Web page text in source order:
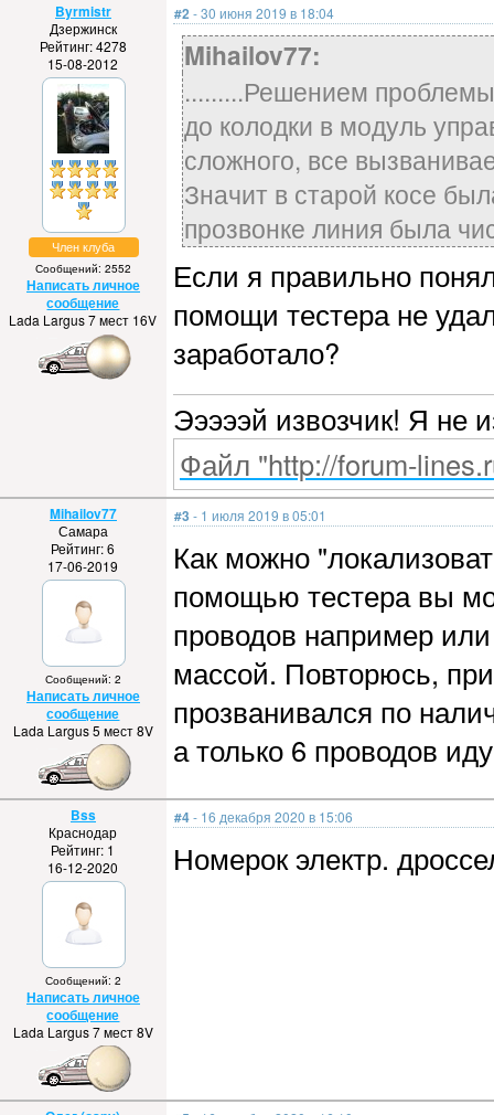
Byrmistr
Дзержинск
Рейтинг: 4278
15-08-2012
Член клуба
Сообщений: 2552
Написать личное
сообщение
Lada Largus 7 мест 16V
#2 - 30 июня 2019 в 18:04
Mihailov77:
.........Решением
до колодки в модуль
сложного, все
Значит в старой косе
прозвонке линия была
Если я правильно
помощи тестера не
заработало?
Эээээй извозчик! Я не
Файл "http://forum-
Mihailov77
Самара
Рейтинг: 6
17-06-2019
Сообщений: 2
Написать личное
сообщение
Lada Largus 5 мест 8V
#3 - 1 июля 2019 в 05:01
Как можно
помощью тестера вы
проводов например
массой. Повторюсь,
прозванивался по
а только 6 проводов
Bss
Краснодар
Рейтинг: 1
16-12-2020
Сообщений: 2
Написать личное
сообщение
Lada Largus 7 мест 8V
#4- 16 декабря 2020 в 15:06
Номерок электр.